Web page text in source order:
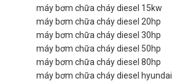
máy bơm chữa cháy diesel 15kw
máy bơm chữa cháy diesel 20hp
máy bơm chữa cháy diesel 30hp
máy bơm chữa cháy diesel 50hp
máy bơm chữa cháy diesel 80hp
máy bơm chữa cháy diesel hyundai